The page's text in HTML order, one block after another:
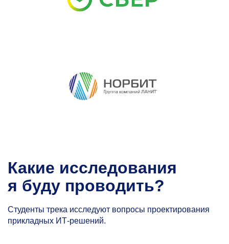
Какие исследования
я буду проводить?
Студенты трека исследуют вопросы проектирования
прикладных ИТ-решений.